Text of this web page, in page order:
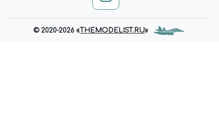
© 2020-2026 «THEMODELIST.RU»